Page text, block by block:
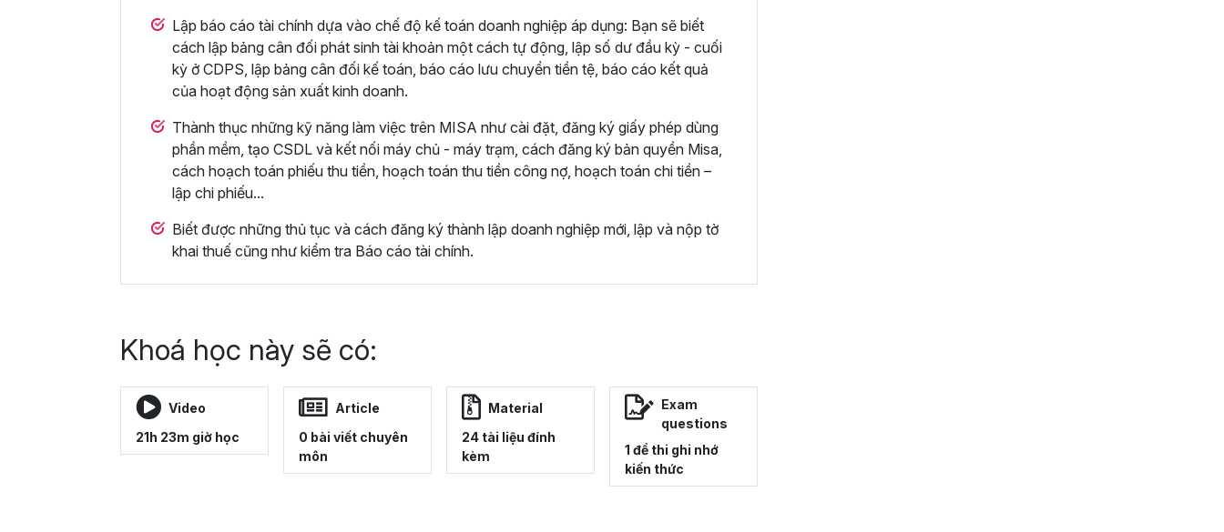
Lập báo cáo tài chính dựa vào chế độ kế toán doanh nghiệp áp dụng: Bạn sẽ biết
cách lập bảng cân đối phát sinh tài khoản một cách tự động, lập số dư đầu kỳ - cuối
kỳ ở CDPS, lập bảng cân đối kế toán, báo cáo lưu chuyển tiền tệ, báo cáo kết quả
của hoạt động sản xuất kinh doanh.
Thành thục những kỹ năng làm việc trên MISA như cài đặt, đăng ký giấy phép dùng
phần mềm, tạo CSDL và kết nối máy chủ - máy trạm, cách đăng ký bản quyền Misa,
cách hoạch toán phiếu thu tiền, hoạch toán thu tiền công nợ, hoạch toán chi tiền –
lập chi phiếu...
Biết được những thủ tục và cách đăng ký thành lập doanh nghiệp mới, lập và nộp tờ
khai thuế cũng như kiểm tra Báo cáo tài chính.
Khoá học này sẽ có:
Video
21h 23m giờ học
Article
0 bài viết chuyên
môn
Material
24 tài liệu đính
kèm
Exam
questions
1 đề thi ghi nhớ
kiến thức